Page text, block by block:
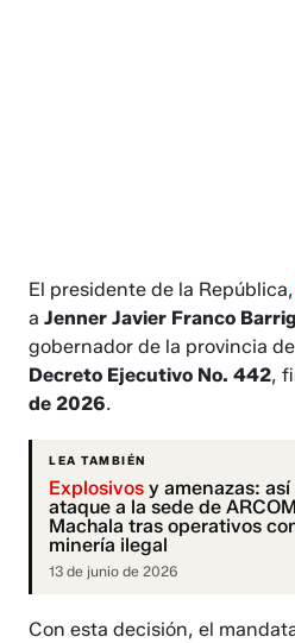
El presidente de la República,
aJenner Javier Franco
gobernador de la provincia de
Decreto Ejecutivo No. 442,
de 2026.
LEA TAMBIÉN
Explosivos y amenazas: así
ataque a la sede de
Machala tras operativos
minería ilegal
13 de junio de 2026
Con esta decisión, el